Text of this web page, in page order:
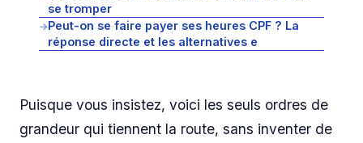
se tromper
→Peut-on se faire payer ses heures CPF ? La
réponse directe et les alternatives e
Puisque vous insistez, voici les seuls ordres de
grandeur qui tiennent la route, sans inventer de